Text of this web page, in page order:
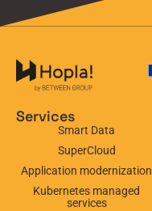
Services
Smart Data
SuperCloud
Application modernization
Kubernetes managed
services